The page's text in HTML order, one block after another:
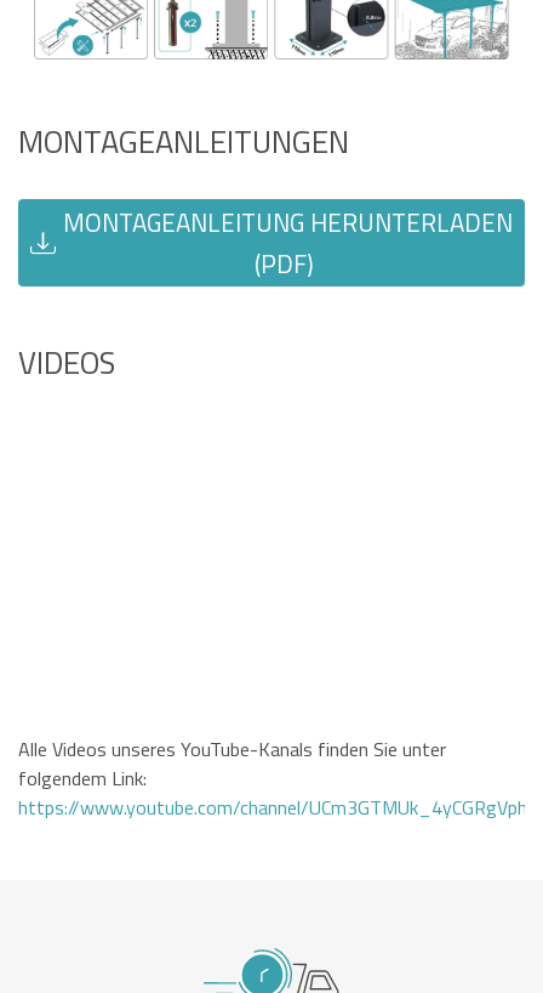
MONTAGEANLEITUNGEN
MONTAGEANLEITUNG HERUNTERLADEN
(PDF)
VIDEOS
Alle Videos unseres YouTube-Kanals finden Sie unter
folgendem Link:
https://www.youtube.com/channel/